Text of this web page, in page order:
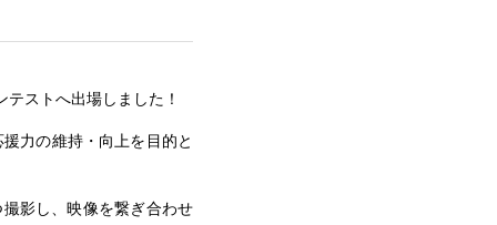
ストへ出場しました！
力の維持・向上を目的と
影し、映像を繋ぎ合わせ